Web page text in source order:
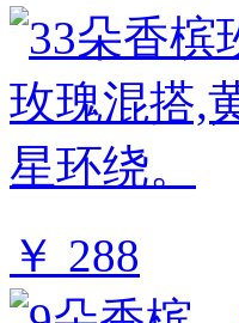
￥ 288